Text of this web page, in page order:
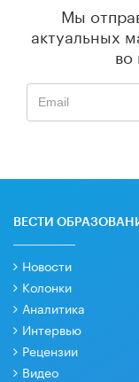
Мы
актуальных
во
ВЕСТИ
Новости
Колонки
Аналитика
Интервью
Рецензии
Видео